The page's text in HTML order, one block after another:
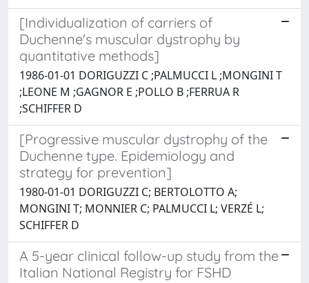
[Individualization of carriers of
Duchenne's muscular dystrophy by
quantitative methods]
1986-01-01 DORIGUZZI C ;PALMUCCI L ;MONGINI T
;LEONE M ;GAGNOR E ;POLLO B ;FERRUA R
;SCHIFFER D
[Progressive muscular dystrophy of the
Duchenne type. Epidemiology and
strategy for prevention]
1980-01-01 DORIGUZZI C; BERTOLOTTO A;
MONGINI T; MONNIER C; PALMUCCI L; VERZÉ L;
SCHIFFER D
A 5-year clinical follow-up study from the
Italian National Registry for FSHD